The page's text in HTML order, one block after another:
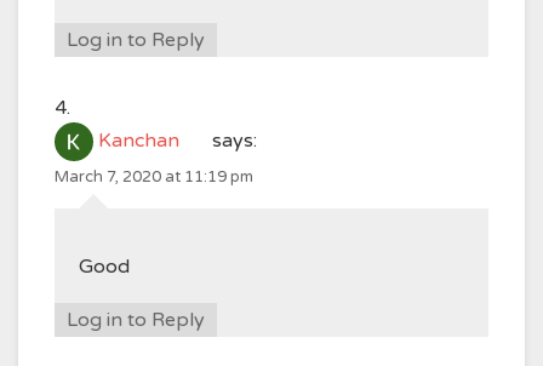
Log in to Reply
Kanchan says:
March 7, 2020 at 11:19 pm
Good
Log in to Reply